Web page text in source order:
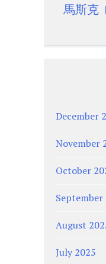
馬斯克
December
November
October
September
August
July 2025